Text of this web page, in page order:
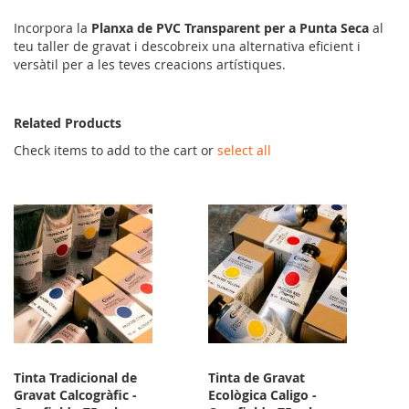
Incorpora la Planxa de PVC Transparent per a Punta Seca al
teu taller de gravat i descobreix una alternativa eficient i
versàtil per a les teves creacions artístiques.
Related Products
Check items to add to the cart or select all
Tinta Tradicional de
Gravat Calcogràfic -
Tinta de Gravat
Ecològica Caligo -